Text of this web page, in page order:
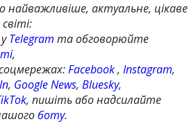
найважливіше, актуальне, цікаве
Telegram та обговорюйте
,
Facebook,Instagram,
, Google News,Bluesky,
, пишіть або надсилайте
боту.